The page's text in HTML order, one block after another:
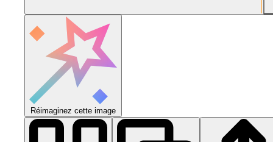
Réimaginez cette image